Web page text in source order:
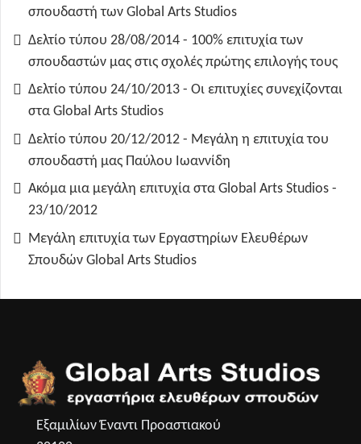
σπουδαστή των Global Arts Studios
Δελτίο τύπου 28/08/2014 - 100% επιτυχία των
σπουδαστών μας στις σχολές πρώτης επιλογής τους
Δελτίο τύπου 24/10/2013 - Οι επιτυχίες συνεχίζονται
στα Global Arts Studios
Δελτίο τύπου 20/12/2012 - Μεγάλη η επιτυχία του
σπουδαστή μας Παύλου Ιωαννίδη
Ακόμα μια μεγάλη επιτυχία στα Global Arts Studios -
23/10/2012
Μεγάλη επιτυχία των Εργαστηρίων Ελευθέρων
Σπουδών Global Arts Studios
Εξαμιλίων Έναντι Προαστιακού